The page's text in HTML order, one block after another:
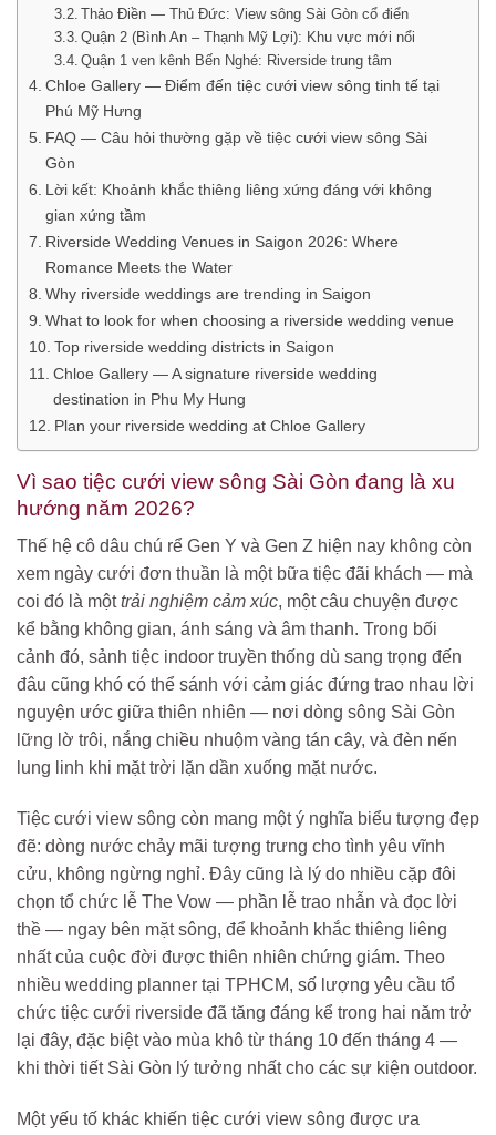
Thảo Điền — Thủ Đức: View sông Sài Gòn cổ điển
Quận 2 (Bình An – Thạnh Mỹ Lợi): Khu vực mới nổi
Quận 1 ven kênh Bến Nghé: Riverside trung tâm
Chloe Gallery — Điểm đến tiệc cưới view sông tinh tế tại
Phú Mỹ Hưng
FAQ — Câu hỏi thường gặp về tiệc cưới view sông Sài
Gòn
Lời kết: Khoảnh khắc thiêng liêng xứng đáng với không
gian xứng tầm
Riverside Wedding Venues in Saigon 2026: Where
Romance Meets the Water
Why riverside weddings are trending in Saigon
What to look for when choosing a riverside wedding venue
Top riverside wedding districts in Saigon
Chloe Gallery — A signature riverside wedding
destination in Phu My Hung
Plan your riverside wedding at Chloe Gallery
Vì sao tiệc cưới view sông Sài Gòn đang là xu
hướng năm 2026?
Thế hệ cô dâu chú rể Gen Y và Gen Z hiện nay không còn
xem ngày cưới đơn thuần là một bữa tiệc đãi khách — mà
coi đó là mộttrải nghiệm cảm xúc, một câu chuyện được
kể bằng không gian, ánh sáng và âm thanh. Trong bối
cảnh đó, sảnh tiệc indoor truyền thống dù sang trọng đến
đâu cũng khó có thể sánh với cảm giác đứng trao nhau lời
nguyện ước giữa thiên nhiên — nơi dòng sông Sài Gòn
lững lờ trôi, nắng chiều nhuộm vàng tán cây, và đèn nến
lung linh khi mặt trời lặn dần xuống mặt nước.
Tiệc cưới view sông còn mang một ý nghĩa biểu tượng đẹp
đẽ: dòng nước chảy mãi tượng trưng cho tình yêu vĩnh
cửu, không ngừng nghỉ. Đây cũng là lý do nhiều cặp đôi
chọn tổ chức lễ The Vow — phần lễ trao nhẫn và đọc lời
thề — ngay bên mặt sông, để khoảnh khắc thiêng liêng
nhất của cuộc đời được thiên nhiên chứng giám. Theo
nhiều wedding planner tại TPHCM, số lượng yêu cầu tổ
chức tiệc cưới riverside đã tăng đáng kể trong hai năm trở
lại đây, đặc biệt vào mùa khô từ tháng 10 đến tháng 4 —
khi thời tiết Sài Gòn lý tưởng nhất cho các sự kiện outdoor.
Một yếu tố khác khiến tiệc cưới view sông được ưa